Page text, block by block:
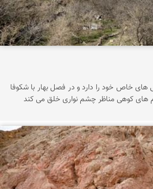
های خاص خود را دارد و در فصل بهار با شکوفا
های کوهی مناظر چشم نواری خلق می کند